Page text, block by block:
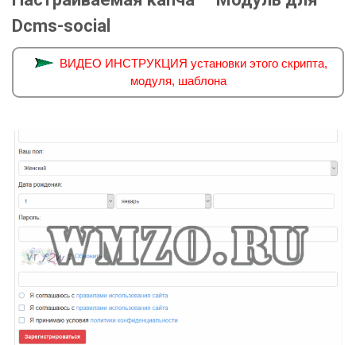
Dcms-social
ВИДЕО ИНСТРУКЦИЯ установки этого скрипта,
модуля, шаблона